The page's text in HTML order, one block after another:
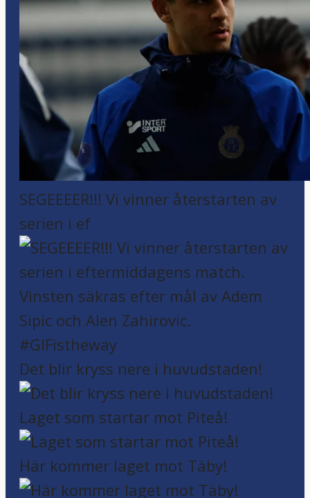
SEGEEEER!!! Vi vinner återstarten av
serien i ef
Det blir kryss nere i huvudstaden!
Laget som startar mot Piteå!
Här kommer laget mot Täby!